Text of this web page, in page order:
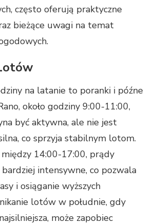
często oferują praktyczne
bieżące uwagi na temat
na latanie to poranki i późne
około godziny 9:00-11:00,
być aktywna, ale nie jest
co sprzyja stabilnym lotom.
między 14:00-17:00, prądy
intensywne, co pozwala
i osiąganie wyższych
lotów w południe, gdy
może zapobiec